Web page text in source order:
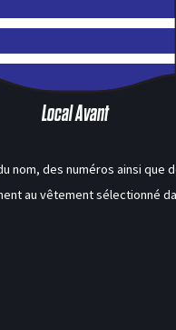
Local Avant
nom, des numéros ainsi que
au vêtement sélectionné